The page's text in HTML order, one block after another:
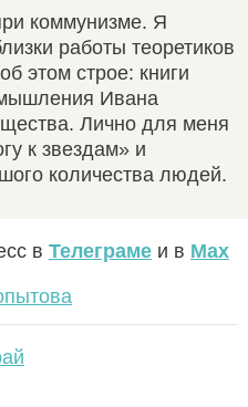
коммунизме. Я
работы теоретиков
этом строе: книги
Ивана
Лично для меня
к звездам» и
количества людей.
в Телеграме и в Max